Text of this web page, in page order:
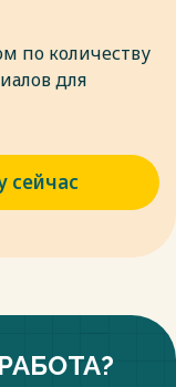
по количеству
для
сейчас